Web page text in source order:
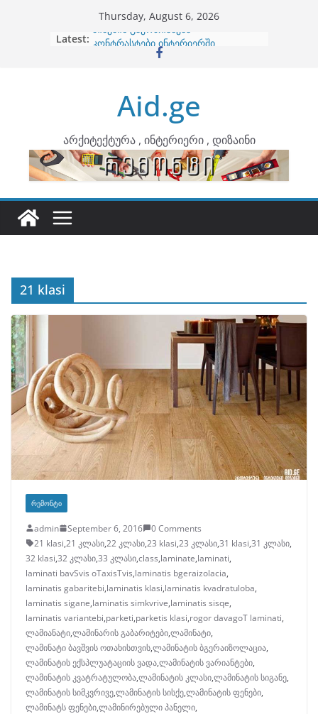
Thursday, August 6, 2026
Latest: ბინების გაერთიანება
კონტრასტები ინტერიერში
ინტერიერის დიზიანი
არტემიდი წარმოგიდგენთ
Aid.ge
არქიტექტურა , ინტერიერი , დიზაინი
21 klasi
ᲠᲔᲛᲝᲜᲢᲘ
admin September 6, 2016
0 Comments
21 klasi,21 კლასი,22 კლასი,23 klasi,23 კლასი,31 klasi,31 კლასი,
32 klasi,32 კლასი,33 კლასი,class,laminate,laminati,
laminati bavSvis oTaxisTvis,laminatis bgeraizolacia,
laminatis gabaritebi,laminatis klasi,laminatis kvadratuloba,
laminatis sigane,laminatis simkvrive,laminatis sisqe,
laminatis variantebi,parketi,parketis klasi,rogor davagoT laminati,
ლამიანატი,ლამინარის გაბარიტები,ლამინატი,
ლამინატი ბავშვის ოთახისთვის,ლამინატის ბგერაიზოლაცია,
ლამინატის ექსპლუატაციის ვადა,ლამინატის ვარიანტები,
ლამინატის კვატრატულობა,ლამინატის კლასი,ლამინატის სიგანე,
ლამინატის სიმკვრივე,ლამინატის სისქე,ლამინატის ფენები,
ლამინატს ფენები,ლამინირებული პანელი,